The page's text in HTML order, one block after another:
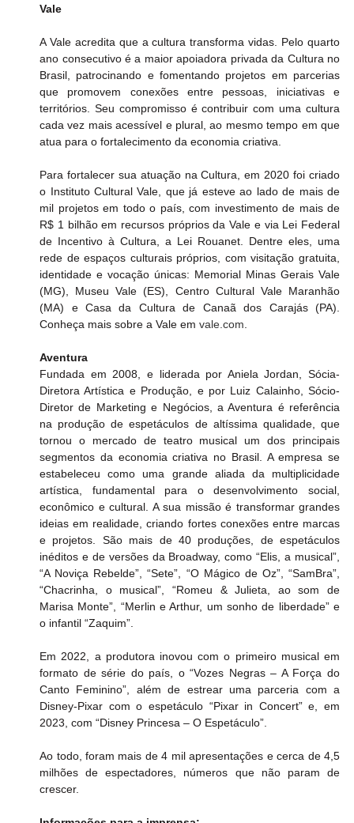
Vale
A Vale acredita que a cultura transforma vidas. Pelo quarto
ano consecutivo é a maior apoiadora privada da Cultura no
Brasil, patrocinando e fomentando projetos em parcerias
que promovem conexões entre pessoas, iniciativas e
territórios. Seu compromisso é contribuir com uma cultura
cada vez mais acessível e plural, ao mesmo tempo em que
atua para o fortalecimento da economia criativa.
Para fortalecer sua atuação na Cultura, em 2020 foi criado
o Instituto Cultural Vale, que já esteve ao lado de mais de
mil projetos em todo o país, com investimento de mais de
R$ 1 bilhão em recursos próprios da Vale e via Lei Federal
de Incentivo à Cultura, a Lei Rouanet. Dentre eles, uma
rede de espaços culturais próprios, com visitação gratuita,
identidade e vocação únicas: Memorial Minas Gerais Vale
(MG), Museu Vale (ES), Centro Cultural Vale Maranhão
(MA) e Casa da Cultura de Canaã dos Carajás (PA).
Conheça mais sobre a Vale em vale.com.
Aventura
Fundada em 2008, e liderada por Aniela Jordan, Sócia-
Diretora Artística e Produção, e por Luiz Calainho, Sócio-
Diretor de Marketing e Negócios, a Aventura é referência
na produção de espetáculos de altíssima qualidade, que
tornou o mercado de teatro musical um dos principais
segmentos da economia criativa no Brasil. A empresa se
estabeleceu como uma grande aliada da multiplicidade
artística, fundamental para o desenvolvimento social,
econômico e cultural. A sua missão é transformar grandes
ideias em realidade, criando fortes conexões entre marcas
e projetos. São mais de 40 produções, de espetáculos
inéditos e de versões da Broadway, como “Elis, a musical”,
“A Noviça Rebelde”, “Sete”, “O Mágico de Oz”, “SamBra”,
“Chacrinha, o musical”, “Romeu & Julieta, ao som de
Marisa Monte”, “Merlin e Arthur, um sonho de liberdade” e
o infantil “Zaquim”.
Em 2022, a produtora inovou com o primeiro musical em
formato de série do país, o “Vozes Negras – A Força do
Canto Feminino”, além de estrear uma parceria com a
Disney-Pixar com o espetáculo “Pixar in Concert” e, em
2023, com “Disney Princesa – O Espetáculo”.
Ao todo, foram mais de 4 mil apresentações e cerca de 4,5
milhões de espectadores, números que não param de
crescer.